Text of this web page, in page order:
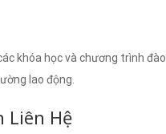
khóa học và chương trình
lao động.
Liên Hệ